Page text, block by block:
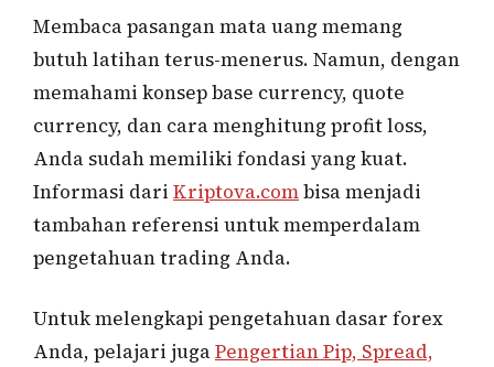
Membaca pasangan mata uang memang
butuh latihan terus-menerus. Namun, dengan
memahami konsep base currency, quote
currency, dan cara menghitung profit loss,
Anda sudah memiliki fondasi yang kuat.
Informasi dari Kriptova.combisa menjadi
tambahan referensi untuk memperdalam
pengetahuan trading Anda.
Untuk melengkapi pengetahuan dasar forex
Anda, pelajari jugaPengertian Pip, Spread,